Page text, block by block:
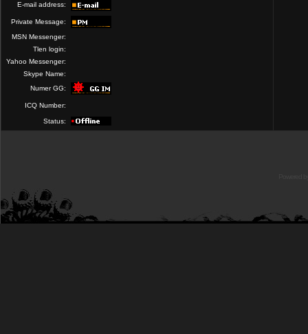
E-mail address:
Private Message:
MSN Messenger:
Tlen login:
Yahoo Messenger:
Skype Name:
Numer GG:
ICQ Number:
Status: